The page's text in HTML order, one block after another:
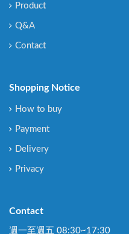
Product
Q&A
Contact
Shopping Notice
How to buy
Payment
Delivery
Privacy
Contact
週一至週五 08:30~17:30